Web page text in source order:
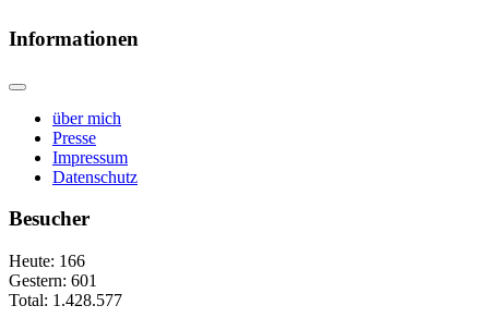
Informationen
über mich
Presse
Impressum
Datenschutz
Besucher
Heute: 166
Gestern: 601
Total: 1.428.577